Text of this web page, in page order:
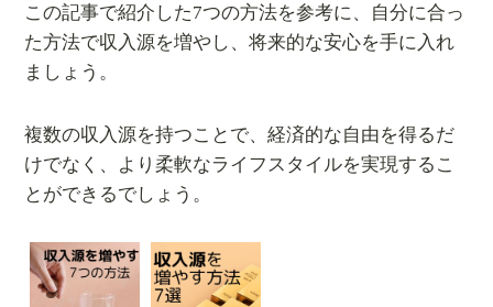
この記事で紹介した7つの方法を参考に、自分に合っ
た方法で収入源を増やし、将来的な安心を手に入れ
ましょう。
複数の収入源を持つことで、経済的な自由を得るだ
けでなく、より柔軟なライフスタイルを実現するこ
とができるでしょう。